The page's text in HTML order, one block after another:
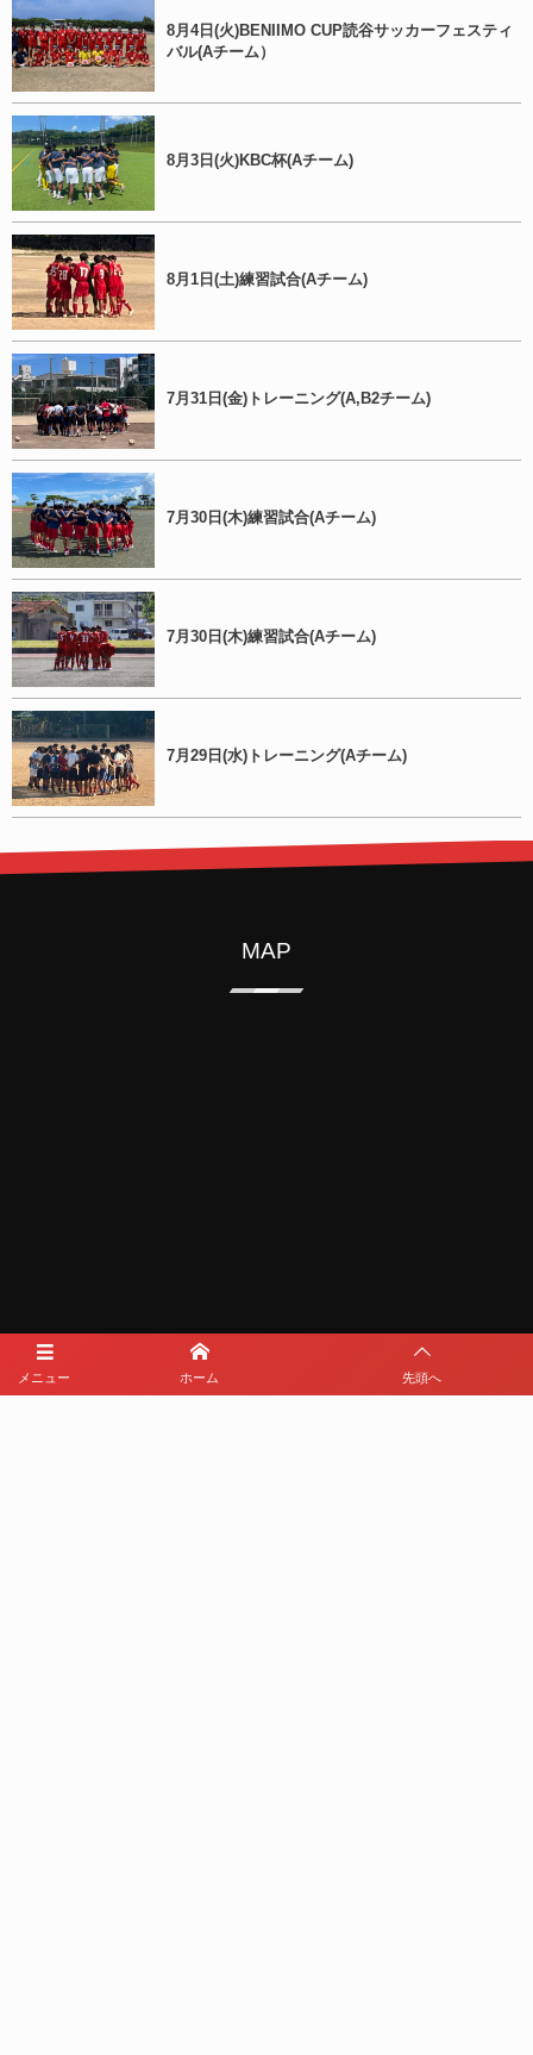
8月4日(火)BENIIMO CUP読谷サッカーフェスティ
バル(Aチーム）
8月3日(火)KBC杯(Aチーム)
8月1日(土)練習試合(Aチーム)
7月31日(金)トレーニング(A,B2チーム)
7月30日(木)練習試合(Aチーム)
7月30日(木)練習試合(Aチーム)
7月29日(水)トレーニング(Aチーム)
メニュー ホーム 先頭へ
MAP